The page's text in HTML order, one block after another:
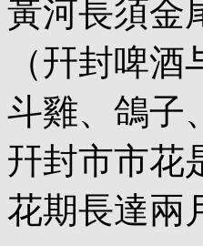
黃河長須金
（幵封啤
斗雞、鴿子
幵封市市花
花期長達兩